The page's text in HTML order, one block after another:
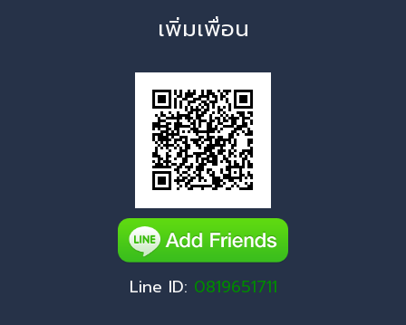
เพิ่มเพื่อน
Line ID: 0819651711